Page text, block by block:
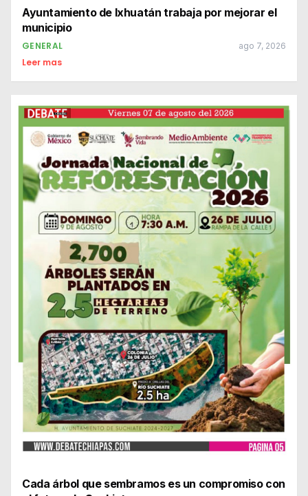
Ayuntamiento de Ixhuatán trabaja por mejorar el
municipio
GENERAL ago 7, 2026
Leer mas
Cada árbol que sembramos es un compromiso con